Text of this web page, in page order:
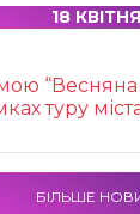
18 КВІТНЯ
“Весняна
туру
БІЛЬШЕ